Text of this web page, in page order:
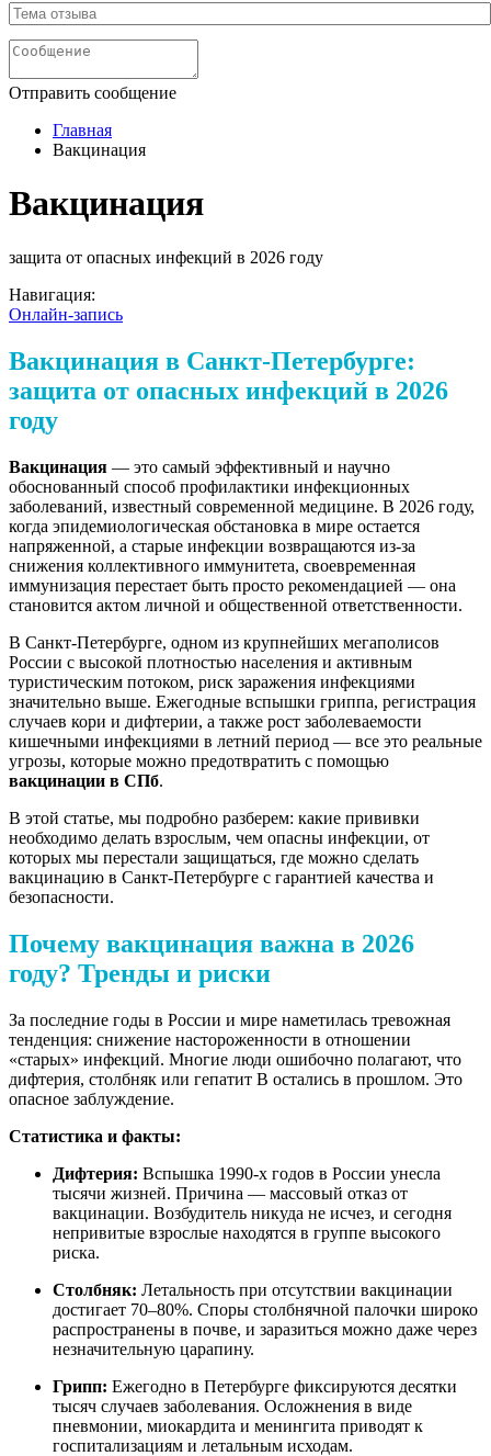
Отправить сообщение
Главная
Вакцинация
Вакцинация
защита от опасных инфекций в 2026 году
Навигация:
Онлайн-запись
Вакцинация в Санкт-Петербурге:
защита от опасных инфекций в 2026
году
Вакцинация — это самый эффективный и научно
обоснованный способ профилактики инфекционных
заболеваний, известный современной медицине. В 2026 году,
когда эпидемиологическая обстановка в мире остается
напряженной, а старые инфекции возвращаются из-за
снижения коллективного иммунитета, своевременная
иммунизация перестает быть просто рекомендацией — она
становится актом личной и общественной ответственности.
В Санкт-Петербурге, одном из крупнейших мегаполисов
России с высокой плотностью населения и активным
туристическим потоком, риск заражения инфекциями
значительно выше. Ежегодные вспышки гриппа, регистрация
случаев кори и дифтерии, а также рост заболеваемости
кишечными инфекциями в летний период — все это реальные
угрозы, которые можно предотвратить с помощью
вакцинации в СПб.
В этой статье, мы подробно разберем: какие прививки
необходимо делать взрослым, чем опасны инфекции, от
которых мы перестали защищаться, где можно сделать
вакцинацию в Санкт-Петербурге с гарантией качества и
безопасности.
Почему вакцинация важна в 2026
году? Тренды и риски
За последние годы в России и мире наметилась тревожная
тенденция: снижение настороженности в отношении
«старых» инфекций. Многие люди ошибочно полагают, что
дифтерия, столбняк или гепатит В остались в прошлом. Это
опасное заблуждение.
Статистика и факты:
Дифтерия: Вспышка 1990-х годов в России унесла
тысячи жизней. Причина — массовый отказ от
вакцинации. Возбудитель никуда не исчез, и сегодня
непривитые взрослые находятся в группе высокого
риска.
Столбняк: Летальность при отсутствии вакцинации
достигает 70–80%. Споры столбнячной палочки широко
распространены в почве, и заразиться можно даже через
незначительную царапину.
Грипп: Ежегодно в Петербурге фиксируются десятки
тысяч случаев заболевания. Осложнения в виде
пневмонии, миокардита и менингита приводят к
госпитализациям и летальным исходам.